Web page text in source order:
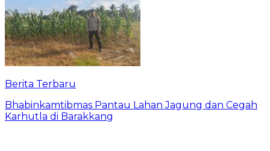
Berita Terbaru
Bhabinkamtibmas Pantau Lahan Jagung dan Cegah
Karhutla di Barakkang